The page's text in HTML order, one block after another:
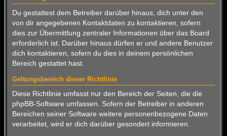
Du gestattest dem Betreiber darüber hinaus, dich unter den
von dir angegebenen Kontaktdaten zu kontaktieren, sofern
dies zur Übermittlung zentraler Informationen über das Board
erforderlich ist. Darüber hinaus dürfen er und andere Benutzer
dich kontaktieren, sofern du dies in deinem persönlichen
Bereich gestattet hast.
Geltungsbereich dieser Richtlinie
Diese Richtlinie umfasst nur den Bereich der Seiten, die die
phpBB-Software umfassen. Sofern der Betreiber in anderen
Bereichen seiner Software weitere personenbezogene Daten
verarbeitet, wird er dich darüber gesondert informieren.